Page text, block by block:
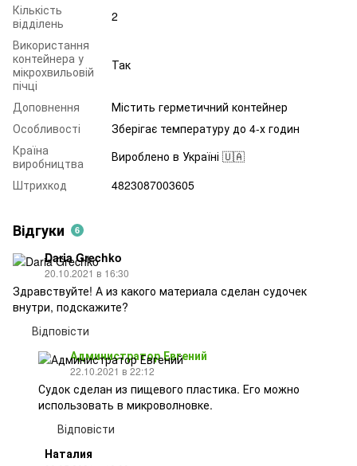
Кількість
відділень
2
Використання
контейнера у
мікрохвильовій
пічці
Так
Доповнення
Містить герметичний контейнер
Особливості
Зберігає температуру до 4-х годин
Країна
виробництва
Вироблено в Україні 🇺🇦
Штрихкод
4823087003605
Відгуки 6
Daria Grechko
20.10.2021 в 16:30
Здравствуйте! А из какого материала сделан судочек
внутри, подскажите?
Відповісти
Администратор Евгений
22.10.2021 в 22:12
Судок сделан из пищевого пластика. Его можно
использовать в микроволновке.
Відповісти
Наталия